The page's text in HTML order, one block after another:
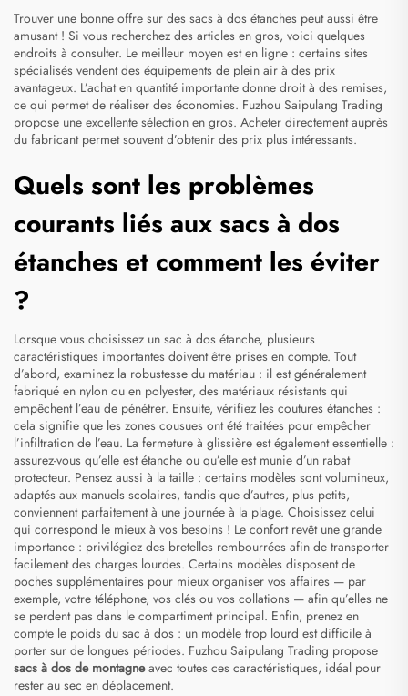
Trouver une bonne offre sur des sacs à dos étanches peut aussi être
amusant ! Si vous recherchez des articles en gros, voici quelques
endroits à consulter. Le meilleur moyen est en ligne : certains sites
spécialisés vendent des équipements de plein air à des prix
avantageux. L’achat en quantité importante donne droit à des remises,
ce qui permet de réaliser des économies. Fuzhou Saipulang Trading
propose une excellente sélection en gros. Acheter directement auprès
du fabricant permet souvent d’obtenir des prix plus intéressants.
Quels sont les problèmes
courants liés aux sacs à dos
étanches et comment les éviter
?
Lorsque vous choisissez un sac à dos étanche, plusieurs
caractéristiques importantes doivent être prises en compte. Tout
d’abord, examinez la robustesse du matériau : il est généralement
fabriqué en nylon ou en polyester, des matériaux résistants qui
empêchent l’eau de pénétrer. Ensuite, vérifiez les coutures étanches :
cela signifie que les zones cousues ont été traitées pour empêcher
l’infiltration de l’eau. La fermeture à glissière est également essentielle :
assurez-vous qu’elle est étanche ou qu’elle est munie d’un rabat
protecteur. Pensez aussi à la taille : certains modèles sont volumineux,
adaptés aux manuels scolaires, tandis que d’autres, plus petits,
conviennent parfaitement à une journée à la plage. Choisissez celui
qui correspond le mieux à vos besoins ! Le confort revêt une grande
importance : privilégiez des bretelles rembourrées afin de transporter
facilement des charges lourdes. Certains modèles disposent de
poches supplémentaires pour mieux organiser vos affaires — par
exemple, votre téléphone, vos clés ou vos collations — afin qu’elles ne
se perdent pas dans le compartiment principal. Enfin, prenez en
compte le poids du sac à dos : un modèle trop lourd est difficile à
porter sur de longues périodes. Fuzhou Saipulang Trading propose
sacs à dos de montagneavec toutes ces caractéristiques, idéal pour
rester au sec en déplacement.